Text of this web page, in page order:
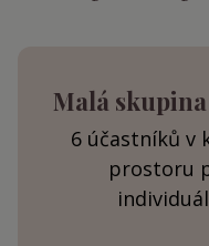
Malá
6 účastníků v
prostoru